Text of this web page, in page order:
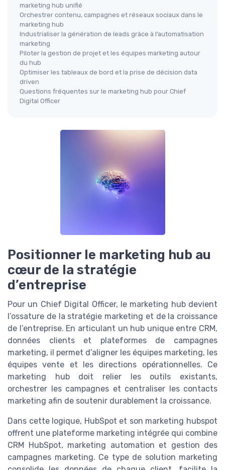
marketing hub unifié
Orchestrer contenu, campagnes et réseaux sociaux dans le
marketing hub
Industrialiser la génération de leads grâce à l’automatisation
marketing
Piloter la gestion de projet et les équipes marketing autour
du hub
Optimiser les tableaux de bord et la prise de décision data
driven
Questions fréquentes sur le marketing hub pour Chief
Digital Officer
Positionner le marketing hub au
cœur de la stratégie
d’entreprise
Pour un Chief Digital Officer, le marketing hub devient
l’ossature de la stratégie marketing et de la croissance
de l’entreprise. En articulant un hub unique entre CRM,
données clients et plateformes de campagnes
marketing, il permet d’aligner les équipes marketing, les
équipes vente et les directions opérationnelles. Ce
marketing hub doit relier les outils existants,
orchestrer les campagnes et centraliser les contacts
marketing afin de soutenir durablement la croissance.
Dans cette logique, HubSpot et son marketing hubspot
offrent une plateforme marketing intégrée qui combine
CRM HubSpot, marketing automation et gestion des
campagnes marketing. Ce type de solution marketing